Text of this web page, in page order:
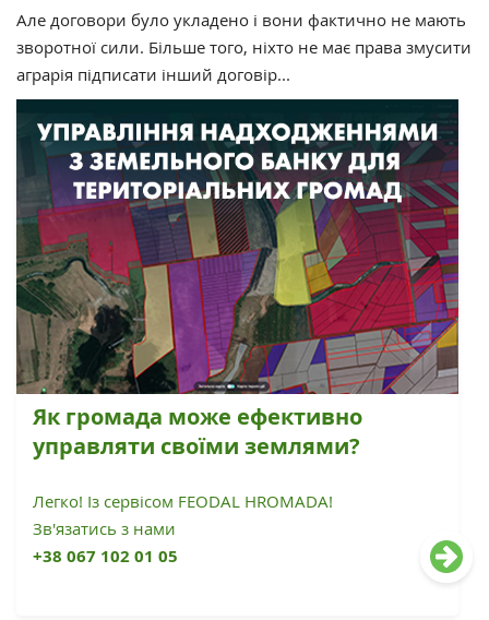
Але договори було укладено і вони фактично не мають
зворотної сили. Більше того, ніхто не має права змусити
аграрія підписати інший договір...
Як громада може ефективно
управляти своїми землями?
Легко! Із сервісом FEODAL HROMADA!
Зв'язатись з нами
+38 067 102 01 05